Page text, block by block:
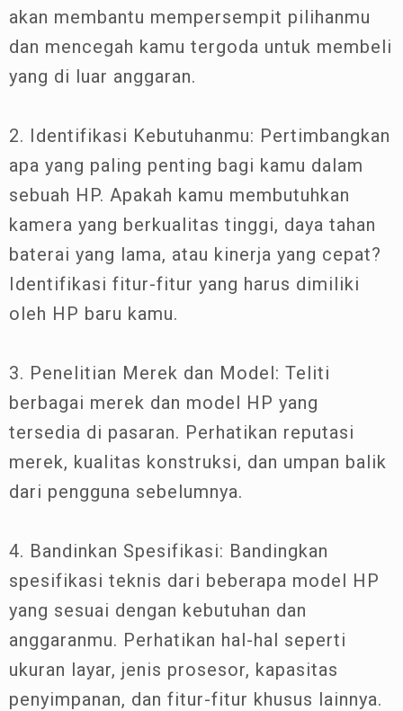
akan membantu mempersempit pilihanmu
dan mencegah kamu tergoda untuk membeli
yang di luar anggaran.
2. Identifikasi Kebutuhanmu: Pertimbangkan
apa yang paling penting bagi kamu dalam
sebuah HP. Apakah kamu membutuhkan
kamera yang berkualitas tinggi, daya tahan
baterai yang lama, atau kinerja yang cepat?
Identifikasi fitur-fitur yang harus dimiliki
oleh HP baru kamu.
3. Penelitian Merek dan Model: Teliti
berbagai merek dan model HP yang
tersedia di pasaran. Perhatikan reputasi
merek, kualitas konstruksi, dan umpan balik
dari pengguna sebelumnya.
4. Bandinkan Spesifikasi: Bandingkan
spesifikasi teknis dari beberapa model HP
yang sesuai dengan kebutuhan dan
anggaranmu. Perhatikan hal-hal seperti
ukuran layar, jenis prosesor, kapasitas
penyimpanan, dan fitur-fitur khusus lainnya.